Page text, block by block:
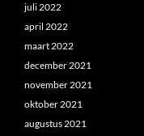
juli 2022
april 2022
maart 2022
december 2021
november 2021
oktober 2021
augustus 2021